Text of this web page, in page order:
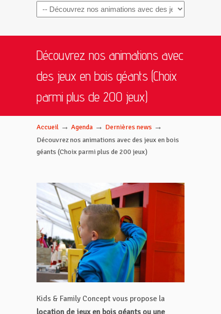
Navigation
Découvrez nos animations avec
des jeux en bois géants (Choix
parmi plus de 200 jeux)
Accueil → Agenda → Dernières news →
Découvrez nos animations avec des jeux en bois
géants (Choix parmi plus de 200 jeux)
Kids & Family Concept vous propose la
location de jeux en bois géants ou une